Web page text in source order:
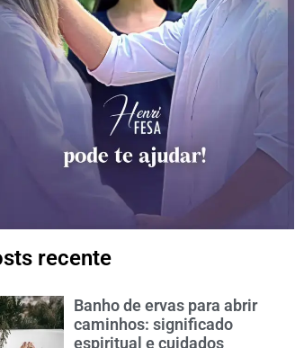
recente
Banho de ervas para abrir
caminhos: significado
espiritual e cuidados